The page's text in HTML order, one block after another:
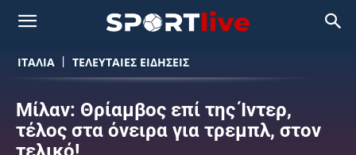
ΙΤΑΛΙΑ ΤΕΛΕΥΤΑΙΕΣ ΕΙΔΗΣΕΙΣ
Μίλαν: Θρίαμβος επί της Ίντερ,
τέλος στα όνειρα για τρεμπλ, στον